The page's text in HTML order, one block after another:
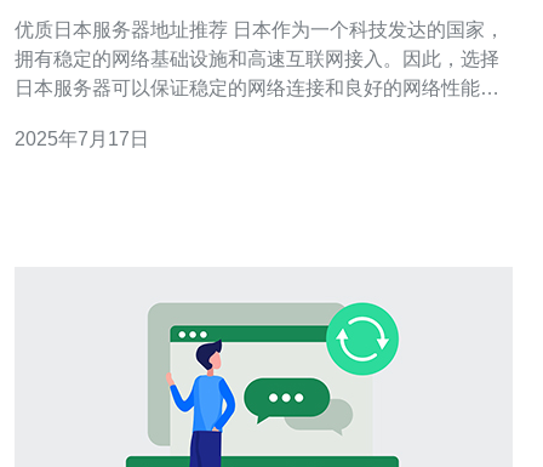
优质日本服务器地址推荐 日本作为一个科技发达的国家，
拥有稳定的网络基础设施和高速互联网接入。因此，选择
日本服务器可以保证稳定的网络连接和良好的网络性能，
的日本服务器地址推荐： 1. Tokyo 东京是日本的首都和最
2025年7月17日